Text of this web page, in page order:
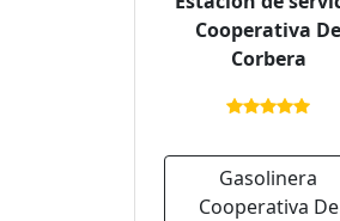
Cooperativa De
Corbera
Gasolinera
Cooperativa De